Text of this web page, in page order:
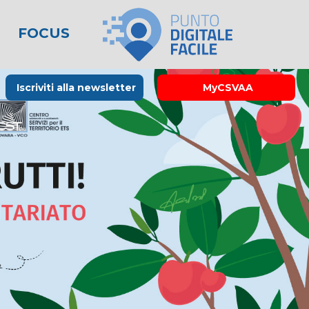
FOCUS
Rubrica La Stampa
Links utili
Iscriviti alla newsletter MyCSVAA